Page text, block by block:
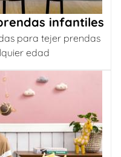
infantiles
para tejer prendas
edad